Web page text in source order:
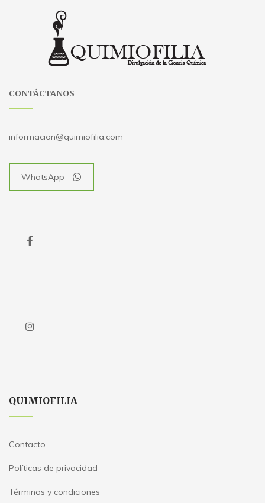
CONTÁCTANOS
informacion@quimiofilia.com
WhatsApp
QUIMIOFILIA
Contacto
Políticas de privacidad
Términos y condiciones